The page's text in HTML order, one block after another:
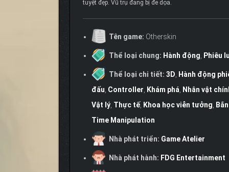
tuyệt đẹp. Vũ trụ đang bị đe dọa.
Tên game: Otherskin
Thể loại chung: Hành động, Phiêu
Thể loại chi tiết: 3D, Hành động
đấu, Controller, Khám phá, Nhân vật
Vật lý, Thực tế, Khoa học viễn tưởng,
Time Manipulation
Nhà phát triển: Game Atelier
Nhà phát hành: FDG Entertainment